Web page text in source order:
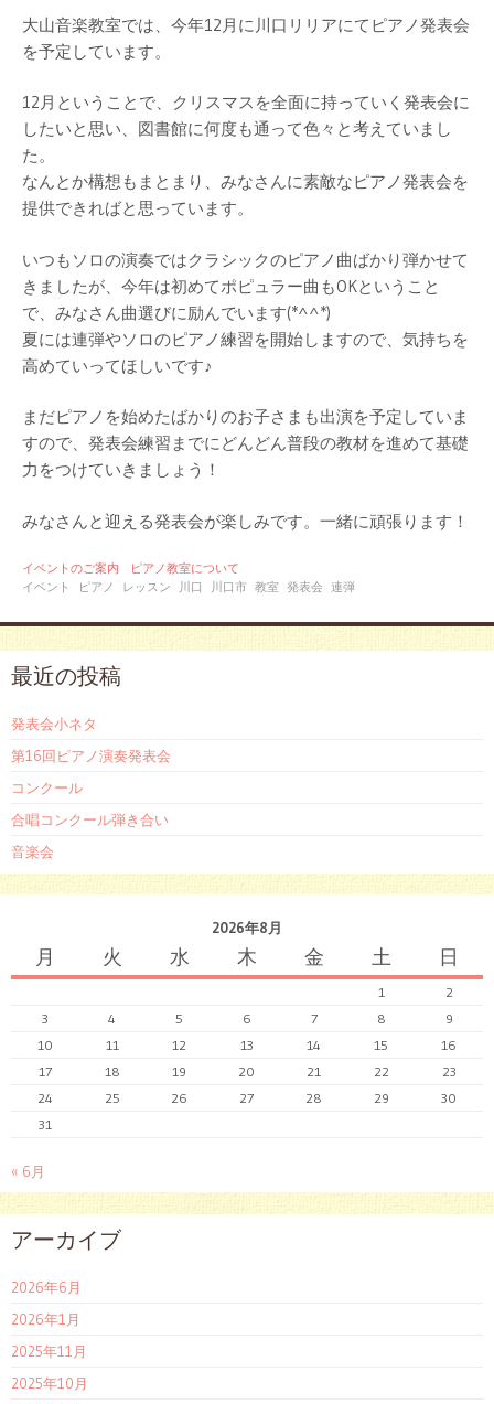
大山音楽教室では、今年12月に川口リリアにてピアノ発表会
を予定しています。
12月ということで、クリスマスを全面に持っていく発表会に
したいと思い、図書館に何度も通って色々と考えていまし
た。
なんとか構想もまとまり、みなさんに素敵なピアノ発表会を
提供できればと思っています。
いつもソロの演奏ではクラシックのピアノ曲ばかり弾かせて
きましたが、今年は初めてポピュラー曲もOKということ
で、みなさん曲選びに励んでいます(*^^*)
夏には連弾やソロのピアノ練習を開始しますので、気持ちを
高めていってほしいです♪
まだピアノを始めたばかりのお子さまも出演を予定していま
すので、発表会練習までにどんどん普段の教材を進めて基礎
力をつけていきましょう！
みなさんと迎える発表会が楽しみです。一緒に頑張ります！
イベントのご案内
ピアノ教室について
イベント
ピアノ レッスン 川口 川口市 教室 発表会 連弾
最近の投稿
発表会小ネタ
第16回ピアノ演奏発表会
コンクール
合唱コンクール弾き合い
音楽会
2026年8月
月 火 水 木 金 土 日
1
2
3
4 5 6 7 8
9
10
11 12 13 14 15
16
17
18 19 20 21 22
23
24
25 26 27 28 29
30
31
« 6月
アーカイブ
2026年6月
2026年1月
2025年11月
2025年10月